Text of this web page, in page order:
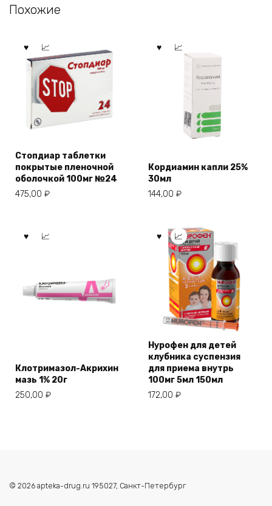
Похожие
Стопдиар таблетки
покрытые пленочной
оболочкой 100мг №24
475,00 ₽
Кордиамин капли 25%
30мл
144,00 ₽
Клотримазол-Акрихин
мазь 1% 20г
250,00 ₽
Нурофен для детей
клубника суспензия
для приема внутрь
100мг 5мл 150мл
172,00 ₽
© 2026 apteka-drug.ru 195027, Санкт-Петербург